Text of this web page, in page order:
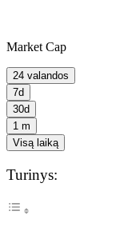
Market Cap
24 valandos
7d
30d
1 m
Visą laiką
Turinys: